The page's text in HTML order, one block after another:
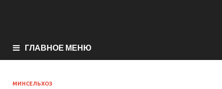
ГЛАВНОЕ МЕНЮ
МИНСЕЛЬХОЗ